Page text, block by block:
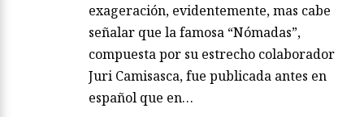
exageración, evidentemente, mas cabe
señalar que la famosa “Nómadas”,
compuesta por su estrecho colaborador
Juri Camisasca, fue publicada antes en
español que en…